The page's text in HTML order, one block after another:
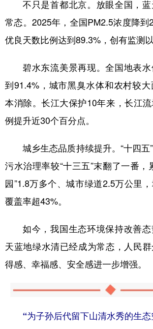
不只是首都北京。放眼全国，
常态。2025年，全国PM2.5浓度降到
优良天数比例达到89.3%，创有监测
碧水东流美景再现。全国地表
到91.4%，城市黑臭水体和农村较
本消除。长江大保护10年来，长江
例提升近30个百分点。
城乡生态品质持续提升。“十四五
污水治理率较“十三五”末翻了一番，
园”1.8万多个、城市绿道2.5万公里
覆盖率超43%。
如今，我国生态环境保持改善态
天蓝地绿水清已经成为常态，人民
得感、幸福感、安全感进一步增强。
“为子孙后代留下山清水秀的生态